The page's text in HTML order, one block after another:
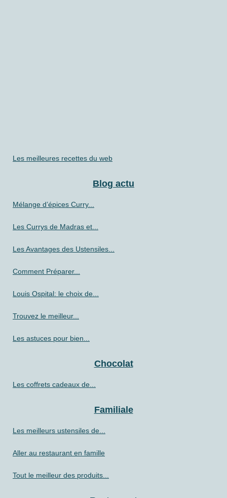
Les meilleures recettes du web
Blog actu
Mélange d’épices Curry...
Les Currys de Madras et...
Les Avantages des Ustensiles...
Comment Préparer...
Louis Ospital: le choix de...
Trouvez le meilleur...
Les astuces pour bien...
Chocolat
Les coffrets cadeaux de...
Familiale
Les meilleurs ustensiles de...
Aller au restaurant en famille
Tout le meilleur des produits...